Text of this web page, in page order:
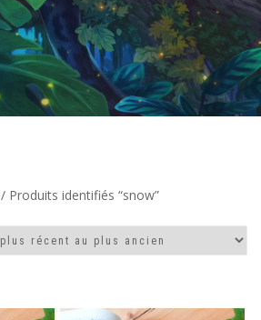
/ Produits identifiés “snow”